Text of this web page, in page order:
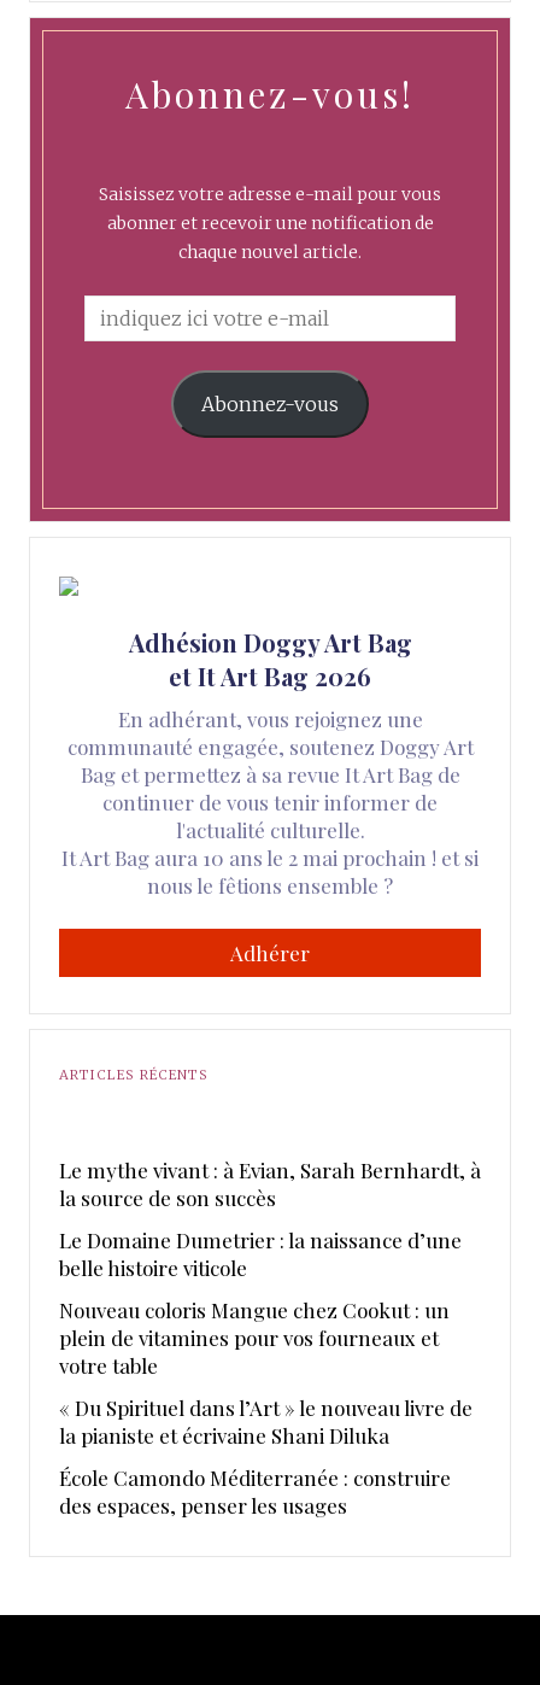
Abonnez-vous!
Saisissez votre adresse e-mail pour vous
abonner et recevoir une notification de
chaque nouvel article.
Abonnez-vous
Adhésion Doggy Art Bag
et It Art Bag 2026
En adhérant, vous rejoignez une
communauté engagée, soutenez Doggy Art
Bag et permettez à sa revue It Art Bag de
continuer de vous tenir informer de
l'actualité culturelle.
It Art Bag aura 10 ans le 2 mai prochain ! et si
nous le fêtions ensemble ?
Adhérer
ARTICLES RÉCENTS
Le mythe vivant : à Evian, Sarah Bernhardt, à
la source de son succès
Le Domaine Dumetrier : la naissance d’une
belle histoire viticole
Nouveau coloris Mangue chez Cookut : un
plein de vitamines pour vos fourneaux et
votre table
« Du Spirituel dans l’Art » le nouveau livre de
la pianiste et écrivaine Shani Diluka
École Camondo Méditerranée : construire
des espaces, penser les usages